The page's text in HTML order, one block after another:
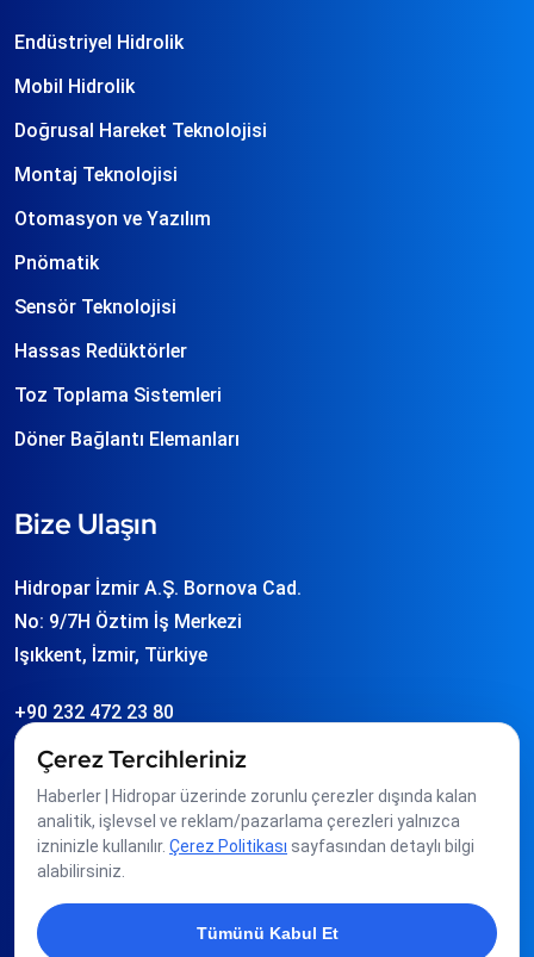
Endüstriyel Hidrolik
Mobil Hidrolik
Doğrusal Hareket Teknolojisi
Montaj Teknolojisi
Otomasyon ve Yazılım
Pnömatik
Sensör Teknolojisi
Hassas Redüktörler
Toz Toplama Sistemleri
Döner Bağlantı Elemanları
Bize Ulaşın
Hidropar İzmir A.Ş. Bornova Cad.
No: 9/7H Öztim İş Merkezi
Işıkkent, İzmir, Türkiye
+90 232 472 23 80
info
Üyeliklerimiz
Çerez Tercihleriniz
Haberler | Hidropar üzerinde zorunlu çerezler dışında kalan
analitik, işlevsel ve reklam/pazarlama çerezleri yalnızca
izninizle kullanılır. Çerez Politikası sayfasından detaylı bilgi
alabilirsiniz.
Tümünü Kabul Et